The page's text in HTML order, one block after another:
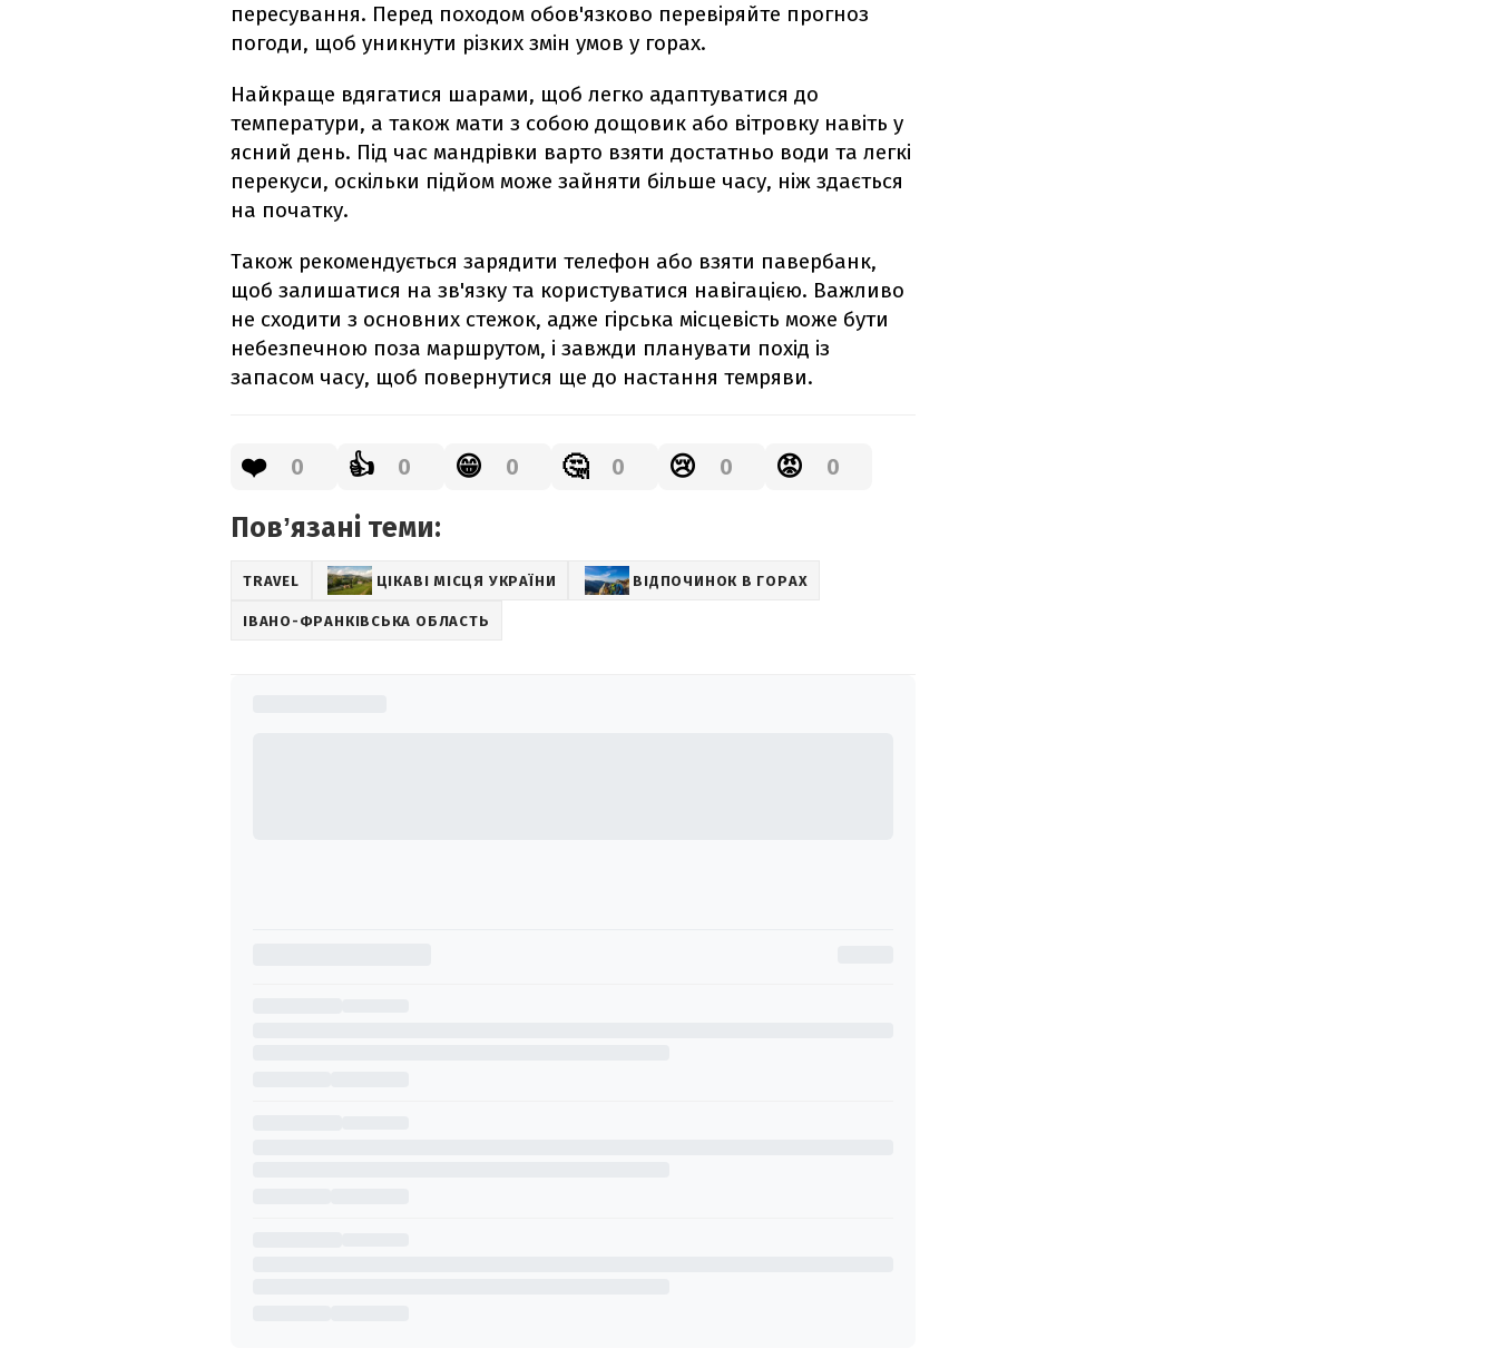
пересування. Перед походом обов'язково перевіряйте прогноз
погоди, щоб уникнути різких змін умов у горах.
Найкраще вдягатися шарами, щоб легко адаптуватися до
температури, а також мати з собою дощовик або вітровку навіть у
ясний день. Під час мандрівки варто взяти достатньо води та легкі
перекуси, оскільки підйом може зайняти більше часу, ніж здається
на початку.
Також рекомендується зарядити телефон або взяти павербанк,
щоб залишатися на зв'язку та користуватися навігацією. Важливо
не сходити з основних стежок, адже гірська місцевість може бути
небезпечною поза маршрутом, і завжди планувати похід із
запасом часу, щоб повернутися ще до настання темряви.
❤️ 0 👍 0 😁 0 🤔 0 😢 0 😡 0
Повʼязані теми:
TRAVEL ЦІКАВІ МІСЦЯ УКРАЇНИ ВІДПОЧИНОК В ГОРАХ
ІВАНО-ФРАНКІВСЬКА ОБЛАСТЬ